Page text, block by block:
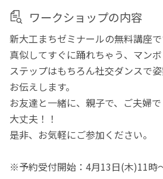
ワークショップの内容
新大工まちゼミナールの無料講座で
真似してすぐに踊れちゃう、マン
ステップはもちろん社交ダンスで
お伝えします。
お友達と一緒に、親子で、ご夫婦
大丈夫！！
是非、お気軽にご参加ください。
※予約受付開始：4月13日(木)11時